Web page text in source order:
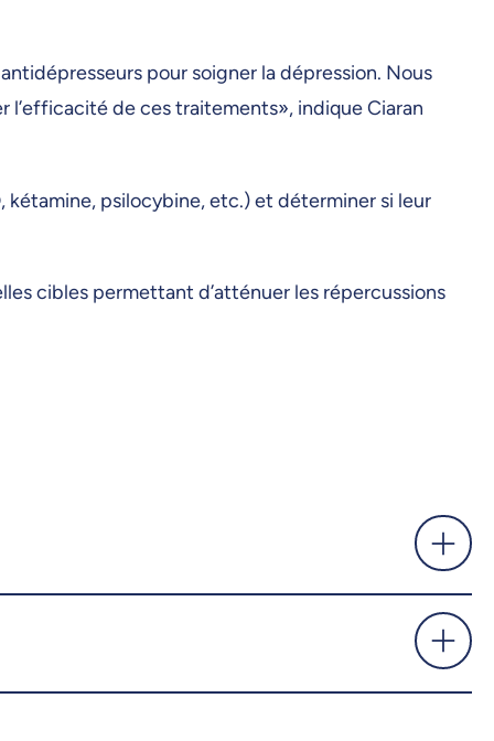
pour soigner la dépression. Nous
l’efficacité de ces traitements», indique Ciaran
psilocybine, etc.) et déterminer si leur
cibles permettant d’atténuer les répercussions